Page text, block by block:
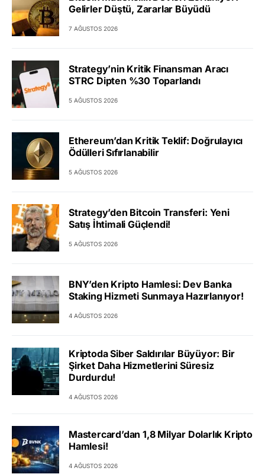
Gelirler Düştü, Zararlar Büyüdü
7 AĞUSTOS 2026
Strategy’nin Kritik Finansman Aracı
STRC Dipten %30 Toparlandı
5 AĞUSTOS 2026
Ethereum’dan Kritik Teklif: Doğrulayıcı
Ödülleri Sıfırlanabilir
5 AĞUSTOS 2026
Strategy’den Bitcoin Transferi: Yeni
Satış İhtimali Güçlendi!
5 AĞUSTOS 2026
BNY’den Kripto Hamlesi: Dev Banka
Staking Hizmeti Sunmaya Hazırlanıyor!
4 AĞUSTOS 2026
Kriptoda Siber Saldırılar Büyüyor: Bir
Şirket Daha Hizmetlerini Süresiz
Durdurdu!
4 AĞUSTOS 2026
Mastercard’dan 1,8 Milyar Dolarlık Kripto
Hamlesi!
4 AĞUSTOS 2026